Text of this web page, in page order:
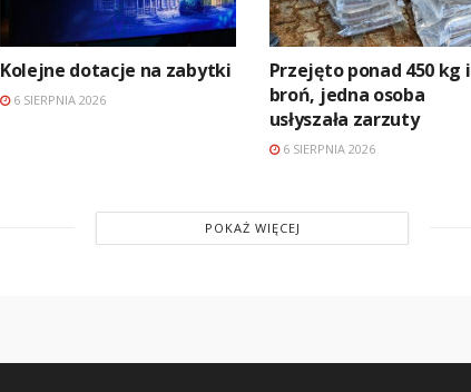
Kolejne dotacje na zabytki
6 SIERPNIA 2026
Przejęto ponad 450 kg i
broń, jedna osoba
usłyszała zarzuty
6 SIERPNIA 2026
POKAŻ WIĘCEJ